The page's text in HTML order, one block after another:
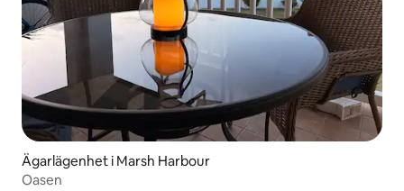
Ägarlägenhet i Marsh Harbour
Oasen